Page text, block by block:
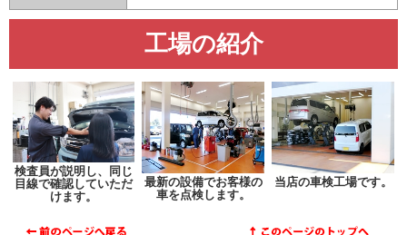
工場の紹介
検査員が説明し、同じ
目線で確認していただ
けます。
最新の設備でお客様の
車を点検します。
当店の車検工場です。